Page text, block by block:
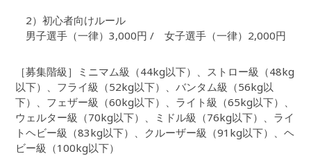
2）初心者向けルール
男子選手（一律）3,000円 / 女子選手（一律）2,000円
［募集階級］ミニマム級（44kg以下）、ストロー級（48kg
以下）、フライ級（52kg以下）、バンタム級（56kg以
下）、フェザー級（60kg以下）、ライト級（65kg以下）、
ウェルター級（70kg以下）、ミドル級（76kg以下）、ライ
トヘビー級（83kg以下）、クルーザー級（91kg以下）、ヘ
ビー級（100kg以下）